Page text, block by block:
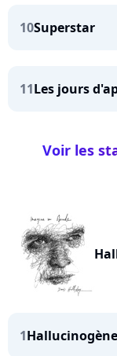
10Superstar
11Les jours
Voir les
1Hallucinogène